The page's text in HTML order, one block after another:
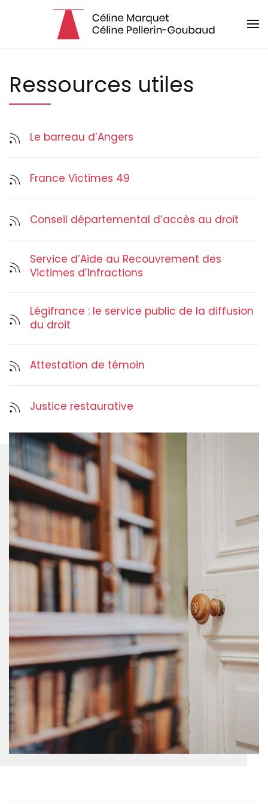
Skip to main content
Ressources utiles
Le barreau d’Angers
France Victimes 49
Conseil départemental d’accès au droit
Service d’Aide au Recouvrement des
Victimes d’Infractions
Légifrance : le service public de la diffusion
du droit
Attestation de témoin
Justice restaurative
Panneau de gestion des cookies